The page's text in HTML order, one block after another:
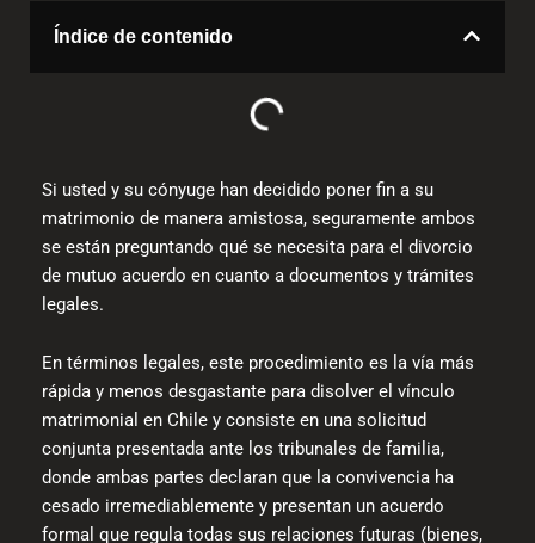
Índice de contenido
Si usted y su cónyuge han decidido poner fin a su
matrimonio de manera amistosa, seguramente ambos
se están preguntando qué se necesita para el divorcio
de mutuo acuerdo en cuanto a documentos y trámites
legales.
En términos legales, este procedimiento es la vía más
rápida y menos desgastante para disolver el vínculo
matrimonial en Chile y consiste en una solicitud
conjunta presentada ante los tribunales de familia,
donde ambas partes declaran que la convivencia ha
cesado irremediablemente y presentan un acuerdo
formal que regula todas sus relaciones futuras (bienes,